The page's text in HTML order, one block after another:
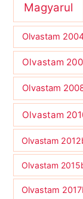
Magyarul
Olvastam
Olvastam
Olvastam
Olvastam
Olvastam
Olvastam
Olvastam